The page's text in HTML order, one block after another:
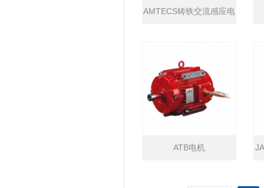
AMTECS铸铁交流感应电
ATB电机